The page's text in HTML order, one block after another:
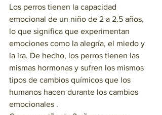
Los perros tienen la capacidad
emocional de un niño de 2 a 2.5 años,
lo que significa que experimentan
emociones como la alegría, el miedo y
la ira. De hecho, los perros tienen las
mismas hormonas y sufren los mismos
tipos de cambios químicos que los
humanos hacen durante los cambios
emocionales .